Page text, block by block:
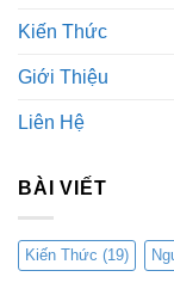
Kiến Thức
Giới Thiệu
Liên Hệ
BÀI VIẾT
Kiến Thức (19)